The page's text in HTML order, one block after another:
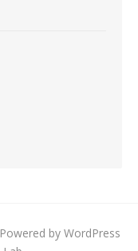
Powered by WordPress